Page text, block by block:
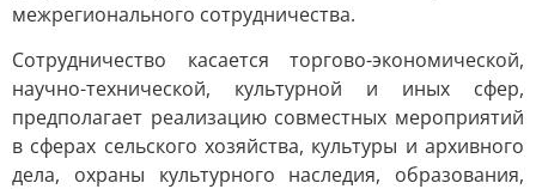
межрегионального сотрудничества.
Сотрудничество касается торгово-экономической,
научно-технической, культурной и иных сфер,
предполагает реализацию совместных мероприятий
в сферах сельского хозяйства, культуры и архивного
дела, охраны культурного наследия, образования,